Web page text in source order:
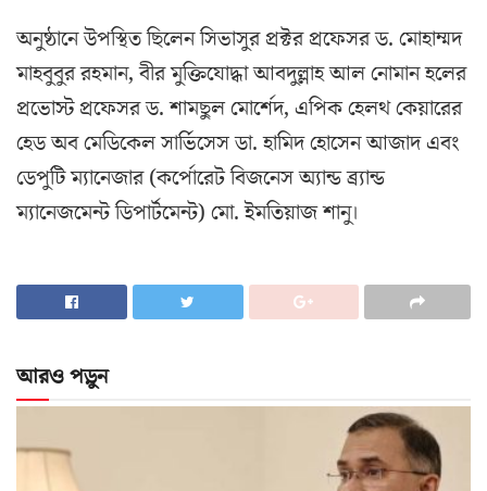
অনুষ্ঠানে উপস্থিত ছিলেন সিভাসুর প্রক্টর প্রফেসর ড. মোহাম্মদ
মাহবুবুর রহমান, বীর মুক্তিযোদ্ধা আবদুল্লাহ আল নোমান হলের
প্রভোস্ট প্রফেসর ড. শামছুল মোর্শেদ, এপিক হেলথ কেয়ারের
হেড অব মেডিকেল সার্ভিসেস ডা. হামিদ হোসেন আজাদ এবং
ডেপুটি ম্যানেজার (কর্পোরেট বিজনেস অ্যান্ড ব্র্যান্ড
ম্যানেজমেন্ট ডিপার্টমেন্ট) মো. ইমতিয়াজ শানু।
আরও পড়ুন